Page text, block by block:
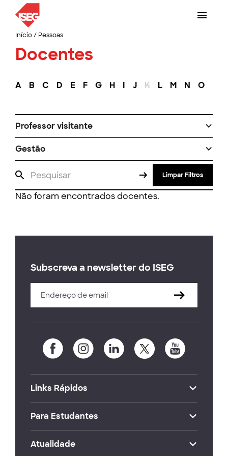
Início/ Pessoas
Docentes
A B C D E F G H I J K L M N O
Professor visitante
Gestão
Limpar Filtros
Não foram encontrados docentes.
Subscreva a newsletter do ISEG
Links Rápidos
Para Estudantes
Atualidade